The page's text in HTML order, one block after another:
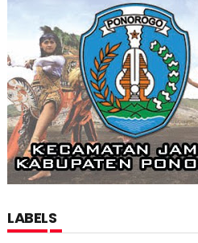
LABELS